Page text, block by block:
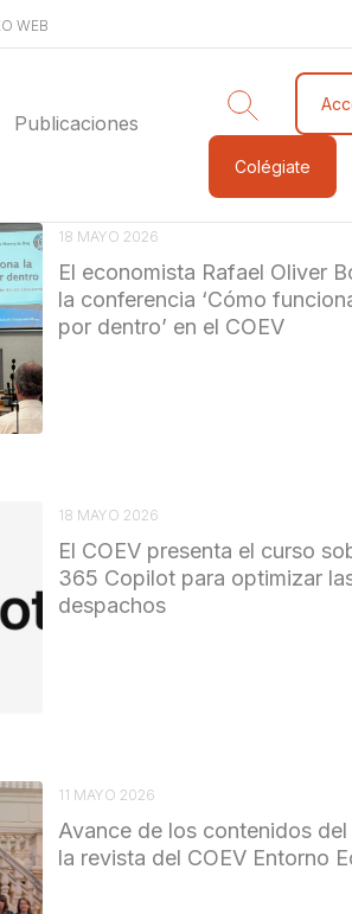
WEB
Publicaciones
Colégiate
18 MAYO 2026
El economista Rafael Oliver
la conferencia ‘Cómo
por dentro’ en el COEV
18 MAYO 2026
El COEV presenta el curso
365 Copilot para optimizar
despachos
11 MAYO 2026
Avance de los contenidos
la revista del COEV Entorno